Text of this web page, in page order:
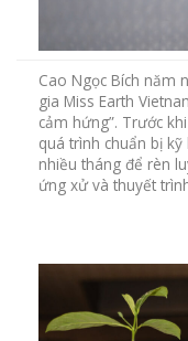
Cao Ngọc Bích năm
gia Miss Earth
cảm hứng”. Trước
quá trình chuẩn bị
nhiều tháng để rèn
ứng xử và thuyết